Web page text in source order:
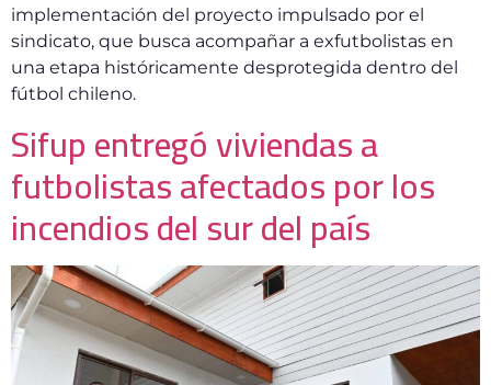
implementación del proyecto impulsado por el
sindicato, que busca acompañar a exfutbolistas en
una etapa históricamente desprotegida dentro del
fútbol chileno.
Sifup entregó viviendas a
futbolistas afectados por los
incendios del sur del país